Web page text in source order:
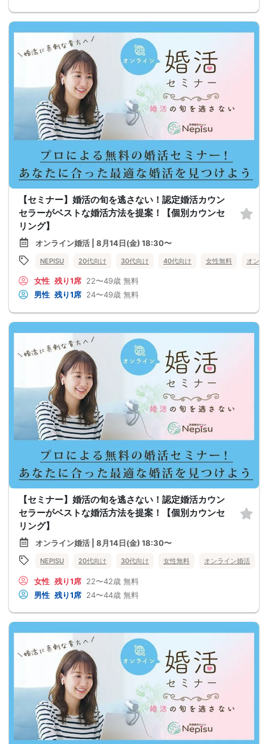
【セミナー】婚活の旬を逃さない！認定婚活カウン
セラーがベストな婚活方法を提案！【個別カウンセ
リング】
オンライン婚活 | 8月14日(金) 18:30〜
NEPISU 20代向け 30代向け 40代向け 女性無料 オン
女性 残り1席 22〜49歳 無料
男性 残り1席 24〜49歳 無料
【セミナー】婚活の旬を逃さない！認定婚活カウン
セラーがベストな婚活方法を提案！【個別カウンセ
リング】
オンライン婚活 | 8月14日(金) 18:30〜
NEPISU 20代向け 30代向け 女性無料 オンライン婚活
女性 残り1席 22〜42歳 無料
男性 残り1席 24〜44歳 無料